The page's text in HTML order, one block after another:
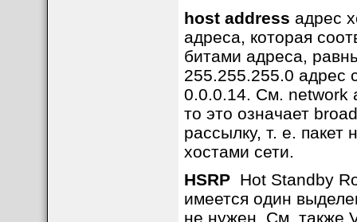
host address адрес
адреса, которая
битами адреса,
255.255.255.0 адрес
0.0.0.14. См. network
то это означает
рассылку, т. е. пакет
хостами сети.
HSRPHot Standby
имеется один
не нужен. См. также